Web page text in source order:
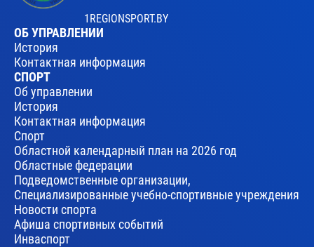
1REGIONSPORT.BY
ОБ УПРАВЛЕНИИ
История
Контактная информация
СПОРТ
Об управлении
История
Контактная информация
Спорт
Областной календарный план на 2026 год
Областные федерации
Подведомственные организации,
Специализированные учебно-спортивные учреждения
Новости спорта
Афиша спортивных событий
Инваспорт